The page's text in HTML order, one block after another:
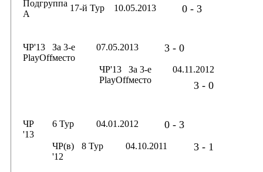
Подгруппа
А
17-й Тур
10.05.2013 0 - 3
ЧР'13
PlayOff
За 3-е
место
07.05.2013 3 - 0
ЧР'13
PlayOff
За 3-е
место
04.11.2012
3 - 0
ЧР
'13
6 Тур 04.01.2012 0 - 3
ЧР(в)
'12
8 Тур 04.10.2011 3 - 1